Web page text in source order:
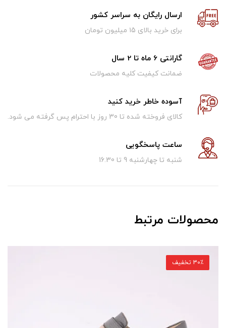
ارسال رایگان به سراسر کشور
برای خرید بالای ۱5 میلیون تومان
گارانتی 6 ماه تا 2 سال
ضمانت کیفیت کلیه محصولات
آسوده خاطر خرید کنید
کالای فروخته شده تا 30 روز با احترام پس گرفته می شود.
ساعت پاسخگویی
شنبه تا چهارشنبه 9 تا 16.30
محصولات مرتبط
30٪ تخفیف